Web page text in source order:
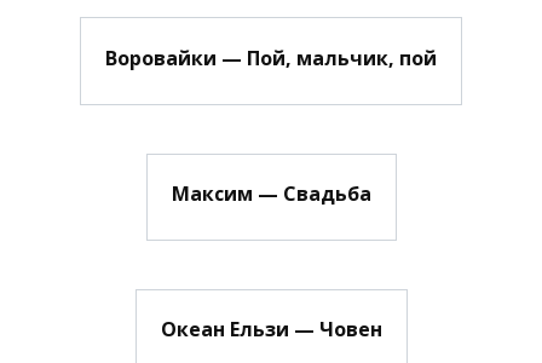
Воровайки — Пой, мальчик, пой
Максим — Свадьба
Океан Ельзи — Човен